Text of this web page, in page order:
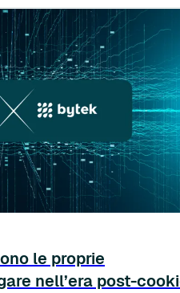
le proprie
nell’era post-